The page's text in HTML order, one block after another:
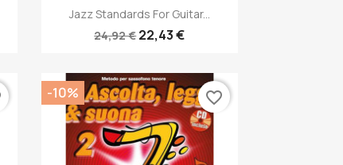
Anteprima
Jazz Standards For Guitar...
24,92 €22,43 €
-10% favorite_border